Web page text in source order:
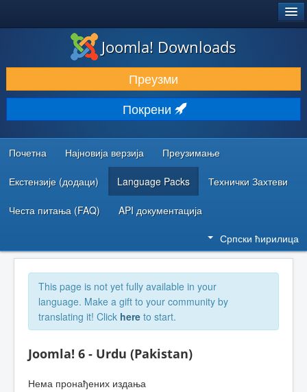
ПРЕУЗИМАЊЕ И ПРОШИРЕЊА (ЕКСТЕНЗИЈЕ)
ОТКРИЈТЕ И НАУЧИТЕ
ЗАЈЕДНИЦА И ПОДРШКА
РЕСУРСИ ЗА РАЗВОЈ
Joomla! Downloads
Преузми
Покрени
Почетна Најновија верзија Преузимање
Екстензије (додаци) Language Packs Технички Захтеви
Честа питања (FAQ) API документација
Српски ћирилица
This page is not yet fully available in your
language. Make a gift to your community by
translating it! Click here to start.
Joomla! 6 - Urdu (Pakistan)
Нема пронађених издања